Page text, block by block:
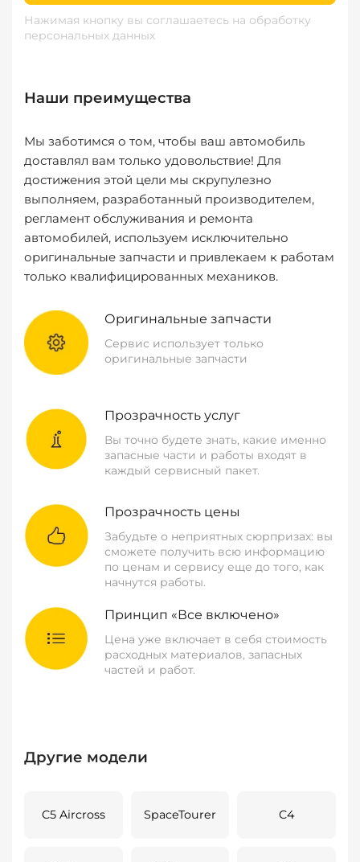
Нажимая кнопку вы соглашаетесь на обработку
персональных данных
Наши преимущества
Мы заботимся о том, чтобы ваш автомобиль
доставлял вам только удовольствие! Для
достижения этой цели мы скрупулезно
выполняем, разработанный производителем,
регламент обслуживания и ремонта
автомобилей, используем исключительно
оригинальные запчасти и привлекаем к работам
только квалифицированных механиков.
Оригинальные запчасти
Сервис использует только
оригинальные запчасти
Прозрачность услуг
Вы точно будете знать, какие именно
запасные части и работы входят в
каждый сервисный пакет.
Прозрачность цены
Забудьте о неприятных сюрпризах: вы
сможете получить всю информацию
по ценам и сервису еще до того, как
начнутся работы.
Принцип «Все включено»
Цена уже включает в себя стоимость
расходных материалов, запасных
частей и работ.
Другие модели
C5 Aircross SpaceTourer C4